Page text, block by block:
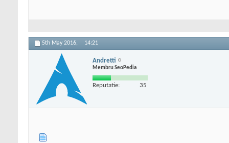
5th May 2016, 14:21
Andretti
Membru SeoPedia
Reputatie: 35